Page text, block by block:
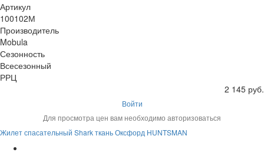
Артикул
100102М
Производитель
Mobula
Сезонность
Всесезонный
РРЦ
2 145 руб.
Войти
Для просмотра цен вам необходимо авторизоваться
Жилет спасательный Shark ткань Оксфорд HUNTSMAN